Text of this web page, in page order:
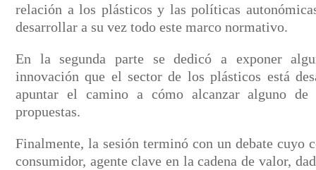
relación a los plásticos y las políticas
desarrollar a su vez todo este marco normativo.
En la segunda parte se dedicó a exponer
innovación que el sector de los plásticos está
apuntar el camino a cómo alcanzar alguno
propuestas.
Finalmente, la sesión terminó con un debate cuyo
consumidor, agente clave en la cadena de valor,